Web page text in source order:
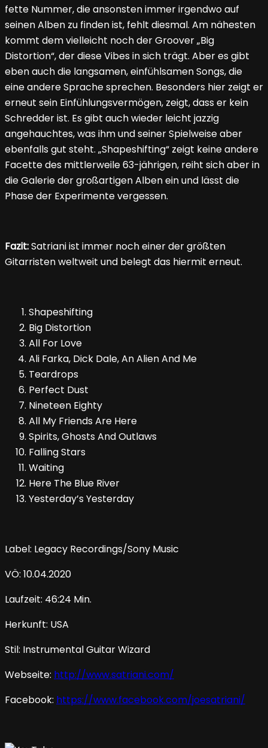
fette Nummer, die ansonsten immer irgendwo auf
seinen Alben zu finden ist, fehlt diesmal. Am nähesten
kommt dem vielleicht noch der Groover „Big
Distortion“, der diese Vibes in sich trägt. Aber es gibt
eben auch die langsamen, einfühlsamen Songs, die
eine andere Sprache sprechen. Besonders hier zeigt er
erneut sein Einfühlungsvermögen, zeigt, dass er kein
Schredder ist. Es gibt auch wieder leicht jazzig
angehauchtes, was ihm und seiner Spielweise aber
ebenfalls gut steht. „Shapeshifting“ zeigt keine andere
Facette des mittlerweile 63-jährigen, reiht sich aber in
die Galerie der großartigen Alben ein und lässt die
Phase der Experimente vergessen.
Fazit:Satriani ist immer noch einer der größten
Gitarristen weltweit und belegt das hiermit erneut.
Shapeshifting
Big Distortion
All For Love
Ali Farka, Dick Dale, An Alien And Me
Teardrops
Perfect Dust
Nineteen Eighty
All My Friends Are Here
Spirits, Ghosts And Outlaws
Falling Stars
Waiting
Here The Blue River
Yesterday’s Yesterday
Label: Legacy Recordings/Sony Music
VÖ: 10.04.2020
Laufzeit: 46:24 Min.
Herkunft: USA
Stil: Instrumental Guitar Wizard
Webseite: http://www.satriani.com/
Facebook: https://www.facebook.com/joesatriani/